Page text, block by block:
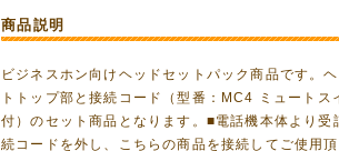
商品説明
ビジネスホン向けヘッドセットパック商品です。
トトップ部と接続コード（型番：MC4 ミュートス
付）のセット商品となります。■電話機本体より受
続コードを外し、こちらの商品を接続してご使用頂